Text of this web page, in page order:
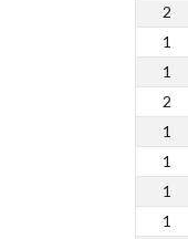
2
1
1
2
1
1
1
1